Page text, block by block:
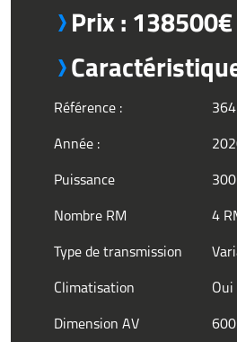
Prix :
Référence :
Année :
Puissance
300
Nombre RM
4
Type de transmission
Climatisation
Oui
Dimension AV